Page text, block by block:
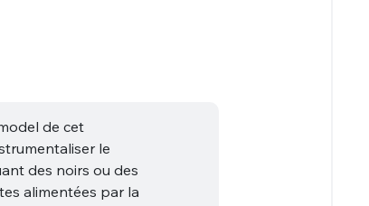
de cet
le
des noirs ou des
alimentées par la